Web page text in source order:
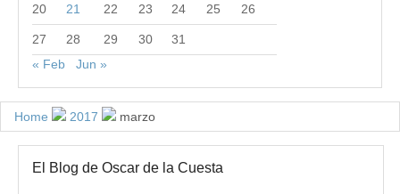
20 21 22 23 24 25 26
27 28 29 30
31
« Feb
Jun »
Home 2017 marzo
El Blog de Oscar de la Cuesta